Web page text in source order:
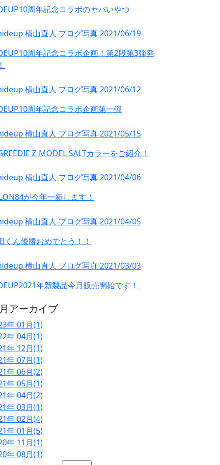
周年記念コラボのヤバいやつ
周年記念コラボ企画！第2段第3弾発
周年記念コラボ企画第一弾
Z-MODEL SALTカラーをご紹介！
が今年一新します！
くん優勝おめでとう！！
年新製品今月販売開始です！
アーカイブ
年 01月(1)
年 04月(1)
年 12月(1)
年 07月(1)
年 06月(2)
年 05月(1)
年 04月(2)
年 03月(1)
年 02月(4)
年 01月(5)
年 11月(1)
年 08月(1)